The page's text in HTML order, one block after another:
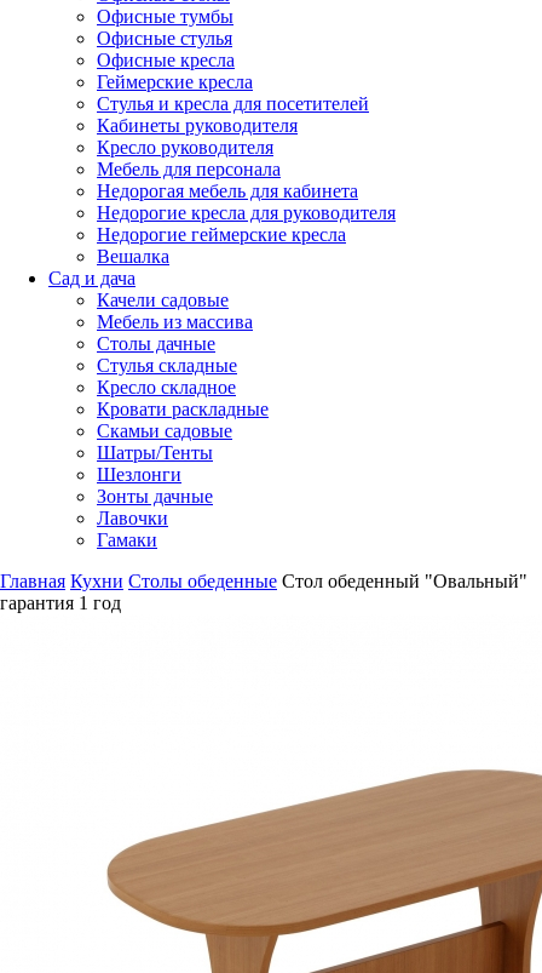
Офисные тумбы
Офисные стулья
Офисные кресла
Геймерские кресла
Стулья и кресла для посетителей
Кабинеты руководителя
Кресло руководителя
Мебель для персонала
Недорогая мебель для кабинета
Недорогие кресла для руководителя
Недорогие геймерские кресла
Вешалка
Сад и дача
Качели садовые
Мебель из массива
Столы дачные
Стулья складные
Кресло складное
Кровати раскладные
Скамьи садовые
Шатры/Тенты
Шезлонги
Зонты дачные
Лавочки
Гамаки
Главная Кухни Столы обеденные Стол обеденный "Овальный"
гарантия 1 год